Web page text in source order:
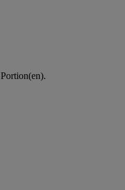
Portion(en).